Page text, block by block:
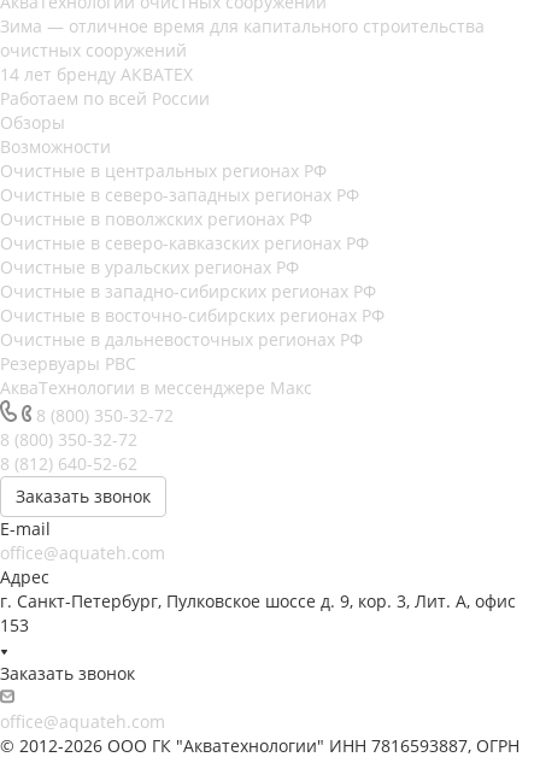
Зима — отличное время для капитального строительства
очистных сооружений
14 лет бренду АКВАТЕХ
Работаем по всей России
Обзоры
Возможности
Очистные в центральных регионах РФ
Очистные в северо-западных регионах РФ
Очистные в поволжских регионах РФ
Очистные в северо-кавказских регионах РФ
Очистные в уральских регионах РФ
Очистные в западно-сибирских регионах РФ
Очистные в восточно-сибирских регионах РФ
Очистные в дальневосточных регионах РФ
Резервуары РВС
АкваТехнологии в мессенджере Макс
8 (800) 350-32-72
8 (800) 350-32-72
8 (812) 640-52-62
Заказать звонок
E-mail
office@aquateh.com
Адрес
г. Санкт-Петербург, Пулковское шоссе д. 9, кор. 3, Лит. А, офис
153
Заказать звонок
office@aquateh.com
© 2012-2026 ООО ГК "Акватехнологии" ИНН 7816593887, ОГРН